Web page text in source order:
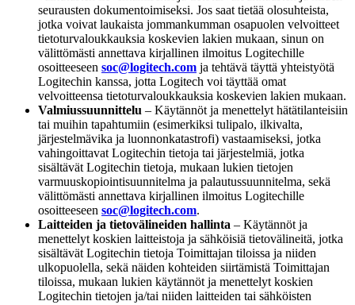
seurausten dokumentoimiseksi. Jos saat tietää olosuhteista,
jotka voivat laukaista jommankumman osapuolen velvoitteet
tietoturvaloukkauksia koskevien lakien mukaan, sinun on
välittömästi annettava kirjallinen ilmoitus Logitechille
osoitteeseen soc@logitech.com ja tehtävä täyttä yhteistyötä
Logitechin kanssa, jotta Logitech voi täyttää omat
velvoitteensa tietoturvaloukkauksia koskevien lakien mukaan.
Valmiussuunnittelu – Käytännöt ja menettelyt hätätilanteisiin
tai muihin tapahtumiin (esimerkiksi tulipalo, ilkivalta,
järjestelmävika ja luonnonkatastrofi) vastaamiseksi, jotka
vahingoittavat Logitechin tietoja tai järjestelmiä, jotka
sisältävät Logitechin tietoja, mukaan lukien tietojen
varmuuskopiointisuunnitelma ja palautussuunnitelma, sekä
välittömästi annettava kirjallinen ilmoitus Logitechille
osoitteeseen soc@logitech.com.
Laitteiden ja tietovälineiden hallinta – Käytännöt ja
menettelyt koskien laitteistoja ja sähköisiä tietovälineitä, jotka
sisältävät Logitechin tietoja Toimittajan tiloissa ja niiden
ulkopuolella, sekä näiden kohteiden siirtämistä Toimittajan
tiloissa, mukaan lukien käytännöt ja menettelyt koskien
Logitechin tietojen ja/tai niiden laitteiden tai sähköisten